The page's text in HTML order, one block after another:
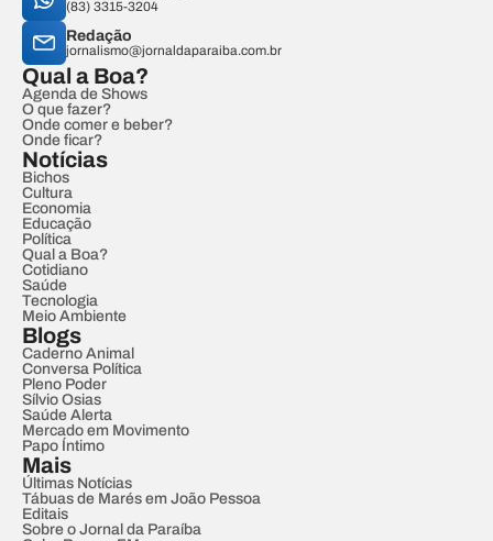
(83) 3315-3204
Redação
jornalismo@jornaldaparaiba.com.br
Qual a Boa?
Agenda de Shows
O que fazer?
Onde comer e beber?
Onde ficar?
Notícias
Bichos
Cultura
Economia
Educação
Política
Qual a Boa?
Cotidiano
Saúde
Tecnologia
Meio Ambiente
Blogs
Caderno Animal
Conversa Política
Pleno Poder
Sílvio Osias
Saúde Alerta
Mercado em Movimento
Papo Íntimo
Mais
Últimas Notícias
Tábuas de Marés em João Pessoa
Editais
Sobre o Jornal da Paraíba